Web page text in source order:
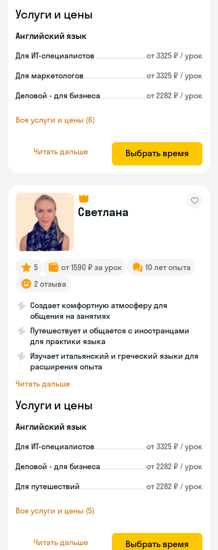
Услуги и цены
Английский язык
Для ИТ-специалистов от 3325 ₽ / урок
Для маркетологов от 3325 ₽ / урок
Деловой - для бизнеса от 2282 ₽ / урок
Все услуги и цены (6)
Читать дальше Выбрать время
Светлана
5 от 1590 ₽ за урок
10 лет опыта
2 отзыва
Создает комфортную атмосферу для
общения на занятиях
Путешествует и общается с иностранцами
для практики языка
Изучает итальянский и греческий языки для
расширения опыта
Читать дальше
Услуги и цены
Английский язык
Для ИТ-специалистов от 3325 ₽ / урок
Деловой - для бизнеса от 2282 ₽ / урок
Для путешествий от 2282 ₽ / урок
Все услуги и цены (5)
Читать дальше Выбрать время